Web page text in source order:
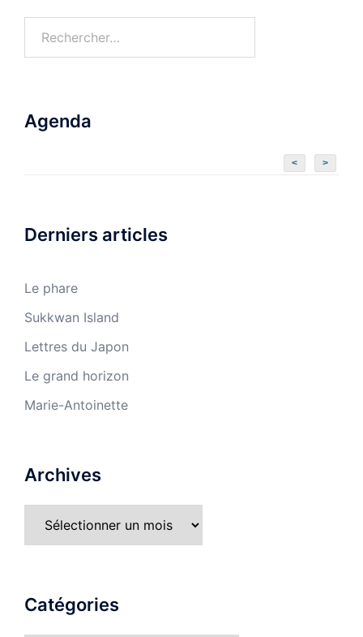
Agenda
< >
Derniers articles
Le phare
Sukkwan Island
Lettres du Japon
Le grand horizon
Marie-Antoinette
Archives
Catégories